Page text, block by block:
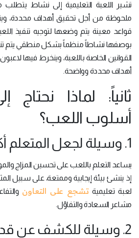
تشير اللعبة التعليمية إلى نشاط
ملحوظة من أجل تحقيق أهداف محددة،
قواعد معينة يتم وضعها لتوجيه تنفيذ
بوصفها نشاطاً منظماً بشكل منطقي يتم
القوانين الخاصة باللعبة، وينخرط فيها
أهداف محددة وواضحة.
ثانياً: لماذا نحتاج
أسلوب اللعب؟
1. وسيلة لجعل المتعلم أكثر إيجابية:
يساعد التعلم باللعب على تحسين المزاج
إذ ينشئ بيئة إيجابية وممتعة، على سبيل
لعبة تعليمية تشجع على التعاون
مشاعر السعادة والتفاؤل.
2. وسيلة للكشف عن قدرات التلاميذ: